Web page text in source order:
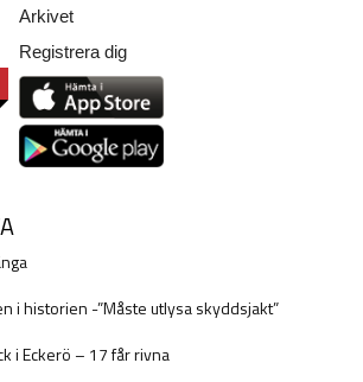
Arkivet
Registrera dig
i historien -”Måste utlysa skyddsjakt”
i Eckerö – 17 får rivna